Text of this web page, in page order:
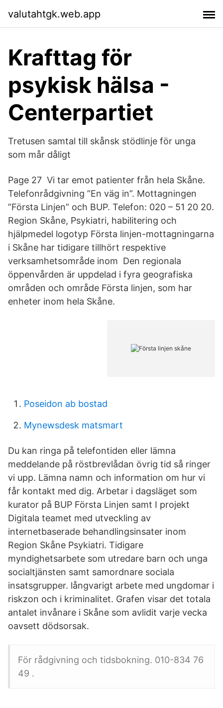
valutahtgk.web.app
Krafttag för
psykisk hälsa -
Centerpartiet
Tretusen samtal till skånsk stödlinje för unga
som mår dåligt
Page 27 Vi tar emot patienter från hela Skåne.
Telefonrådgivning ”En väg in”. Mottagningen
”Första Linjen” och BUP. Telefon: 020 – 51 20 20.
Region Skåne, Psykiatri, habilitering och
hjälpmedel logotyp Första linjen-​mottagningarna
i Skåne har tidigare tillhört respektive
verksamhetsområde inom​ Den regionala
öppenvården är uppdelad i fyra geografiska
områden och område Första linjen, som har
enheter inom hela Skåne.
Poseidon ab bostad
Mynewsdesk matsmart
Du kan ringa på telefontiden eller lämna
meddelande på röstbrevlådan övrig tid så ringer
vi upp. Lämna namn och information om hur vi
får kontakt med dig. Arbetar i dagsläget som
kurator på BUP Första Linjen samt I projekt
Digitala teamet med utveckling av
internetbaserade behandlingsinsater inom
Region Skåne Psykiatri. Tidigare
myndighetsarbete som utredare barn och unga
socialtjänsten samt samordnare sociala
insatsgrupper. långvarigt arbete med ungdomar i
riskzon och i kriminalitet. Grafen visar det totala
antalet invånare i Skåne som avlidit varje vecka
oavsett dödsorsak.
För rådgivning och tidsbokning. 010-834 76
49 .